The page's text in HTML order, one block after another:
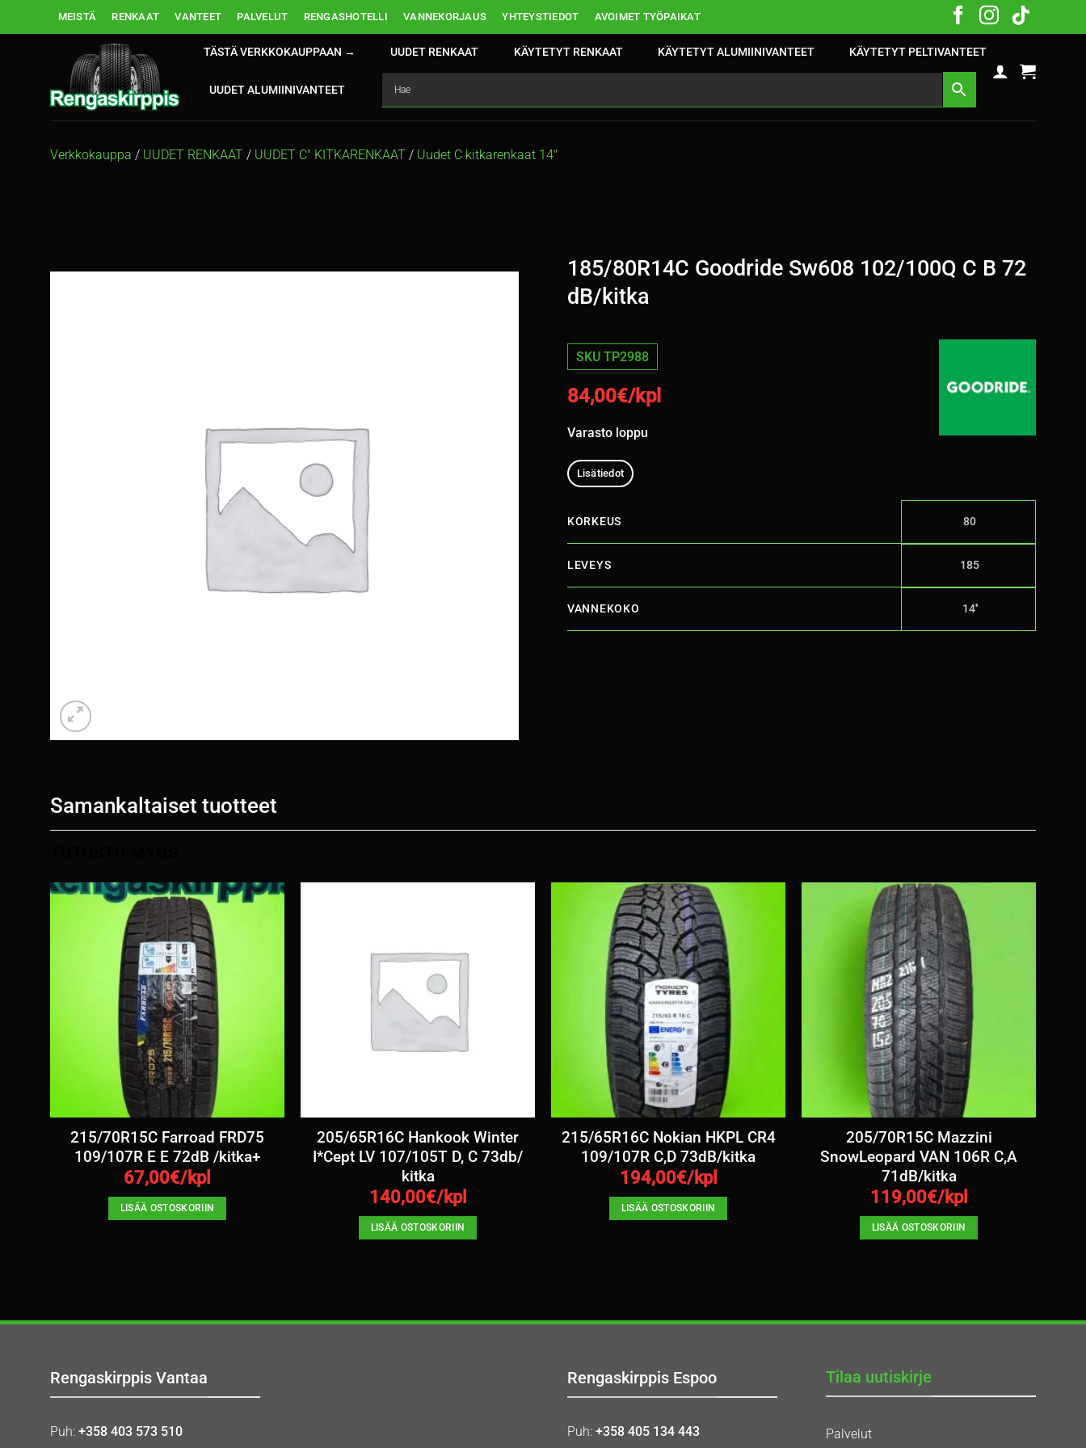
MEISTÄ RENKAAT VANTEET PALVELUT RENGASHOTELLI VANNEKORJAUS YHTEYSTIEDOT AVOIMET TYÖPAIKAT
TÄSTÄ VERKKOKAUPPAAN → UUDET RENKAAT KÄYTETYT RENKAAT KÄYTETYT ALUMIINIVANTEET KÄYTETYT PELTIVANTEET
UUDET ALUMIINIVANTEET
Verkkokauppa / UUDET RENKAAT / UUDET C" KITKARENKAAT / Uudet C kitkarenkaat 14″
185/80R14C Goodride Sw608 102/100Q C B 72
dB/kitka
SKU TP2988
84,00€/kpl
Varasto loppu
Lisätiedot
KORKEUS 80
LEVEYS 185
VANNEKOKO 14''
Samankaltaiset tuotteet
215/70R15C Farroad FRD75
109/107R E E 72dB /kitka+
67,00€/kpl
LISÄÄ OSTOSKORIIN
205/65R16C Hankook Winter
I*Cept LV 107/105T D, C 73db/
kitka
140,00€/kpl
LISÄÄ OSTOSKORIIN
215/65R16C Nokian HKPL CR4
109/107R C,D 73dB/kitka
194,00€/kpl
LISÄÄ OSTOSKORIIN
205/70R15C Mazzini
SnowLeopard VAN 106R C,A
71dB/kitka
119,00€/kpl
LISÄÄ OSTOSKORIIN
Rengaskirppis Vantaa
Puh: +358 403 573 510
Rengaskirppis Espoo
Puh: +358 405 134 443
Tilaa uutiskirje
Palvelut